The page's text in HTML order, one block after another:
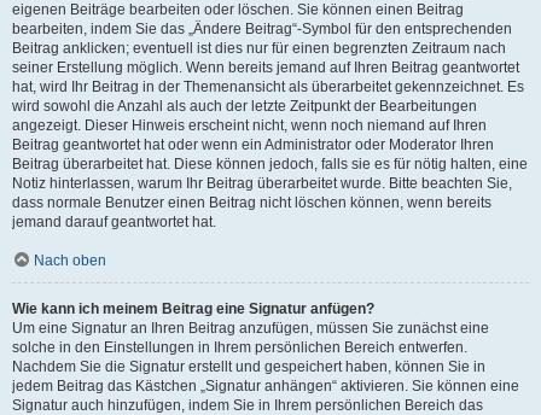
eigenen Beiträge bearbeiten oder löschen. Sie können einen Beitrag
bearbeiten, indem Sie das „Ändere Beitrag“-Symbol für den entsprechenden
Beitrag anklicken; eventuell ist dies nur für einen begrenzten Zeitraum nach
seiner Erstellung möglich. Wenn bereits jemand auf Ihren Beitrag geantwortet
hat, wird Ihr Beitrag in der Themenansicht als überarbeitet gekennzeichnet. Es
wird sowohl die Anzahl als auch der letzte Zeitpunkt der Bearbeitungen
angezeigt. Dieser Hinweis erscheint nicht, wenn noch niemand auf Ihren
Beitrag geantwortet hat oder wenn ein Administrator oder Moderator Ihren
Beitrag überarbeitet hat. Diese können jedoch, falls sie es für nötig halten, eine
Notiz hinterlassen, warum Ihr Beitrag überarbeitet wurde. Bitte beachten Sie,
dass normale Benutzer einen Beitrag nicht löschen können, wenn bereits
jemand darauf geantwortet hat.
Nach oben
Wie kann ich meinem Beitrag eine Signatur anfügen?
Um eine Signatur an Ihren Beitrag anzufügen, müssen Sie zunächst eine
solche in den Einstellungen in Ihrem persönlichen Bereich entwerfen.
Nachdem Sie die Signatur erstellt und gespeichert haben, können Sie in
jedem Beitrag das Kästchen „Signatur anhängen“ aktivieren. Sie können eine
Signatur auch hinzufügen, indem Sie in Ihrem persönlichen Bereich das